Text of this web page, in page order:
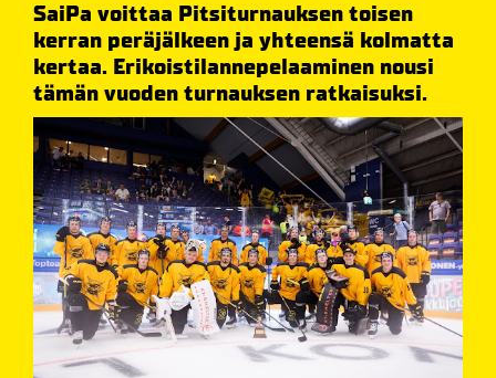
SaiPa voittaa Pitsiturnauksen toisen
kerran peräjälkeen ja yhteensä kolmatta
kertaa. Erikoistilannepelaaminen nousi
tämän vuoden turnauksen ratkaisuksi.